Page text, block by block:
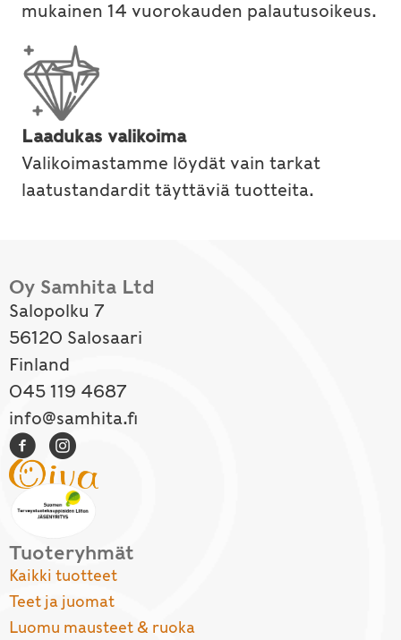
mukainen 14 vuorokauden palautusoikeus.
Laadukas valikoima
Valikoimastamme löydät vain tarkat
laatustandardit täyttäviä tuotteita.
Oy Samhita Ltd
Salopolku 7
56120 Salosaari
Finland
045 119 4687
info@samhita.fi
Tuoteryhmät
Kaikki tuotteet
Teet ja juomat
Luomu mausteet & ruoka